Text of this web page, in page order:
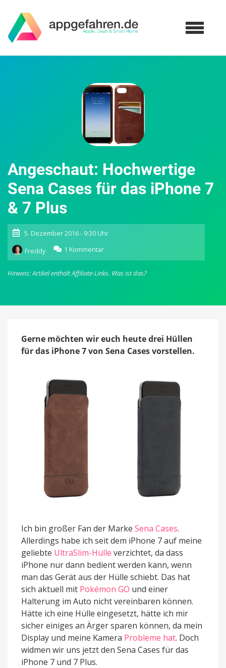
Angeschaut: Hochwertige
Sena Cases für das iPhone 7
& 7 Plus
5. Dezember 2016 - 9:30 Uhr
Freddy
1 Kommentar
Angeschaut:
Hochwertige
Sena
das
&
Plus
Hinweis: Artikel enthält Affiliate-Links. Was ist das?
Gerne möchten wir euch heute drei Hüllen
für das iPhone 7 von Sena Cases vorstellen.
Ich bin großer Fan der Marke Sena Cases.
Allerdings habe ich seit dem iPhone 7 auf meine
geliebte UltraSlim-Hülle verzichtet, da dass
iPhone nur dann bedient werden kann, wenn
man das Gerät aus der Hülle schiebt. Das hat
sich aktuell mit Pokémon GO und einer
Halterung im Auto nicht vereinbaren können.
Hätte ich eine Hülle eingesetzt, hätte ich mir
sicher einiges an Ärger sparen können, da mein
Display und meine Kamera Probleme hat. Doch
widmen wir uns jetzt den Sena Cases für das
iPhone 7 und 7 Plus.